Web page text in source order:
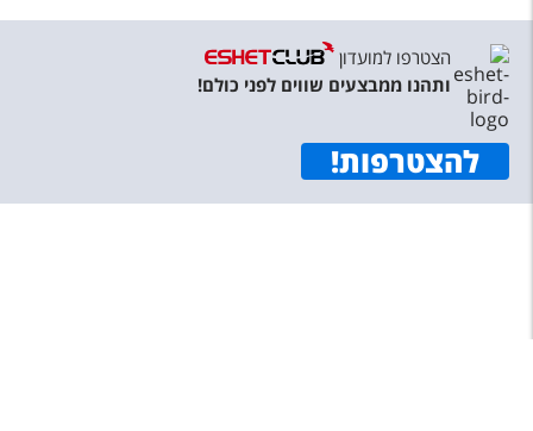
הצטרפו למועדון
ותהנו ממבצעים שווים לפני כולם!
להצטרפות!